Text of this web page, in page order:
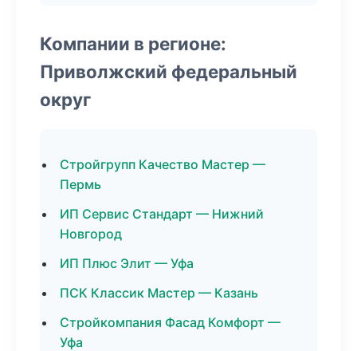
Компании в регионе:
Приволжский федеральный
округ
Стройгрупп Качество Мастер —
Пермь
ИП Сервис Стандарт — Нижний
Новгород
ИП Плюс Элит — Уфа
ПСК Классик Мастер — Казань
Стройкомпания Фасад Комфорт —
Уфа